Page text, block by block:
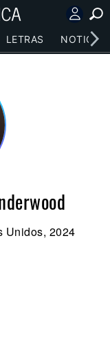
LETRAS NOTICIAS
Unidos, 2024